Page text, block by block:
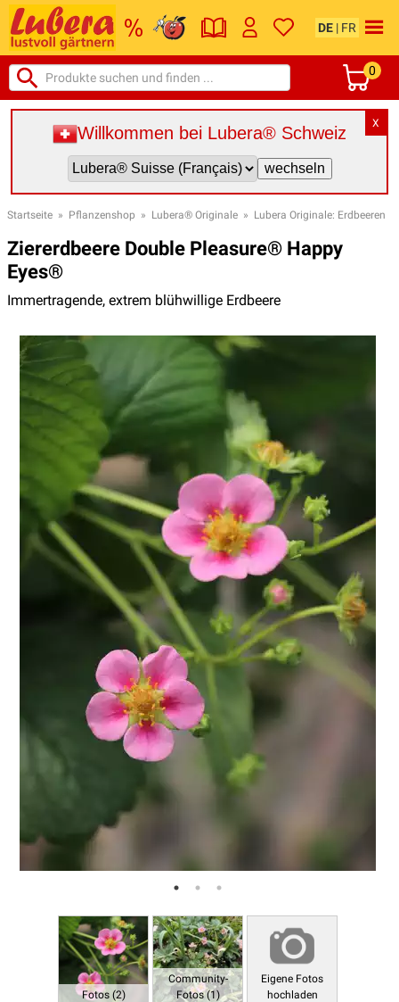
DE | FR
0
X
Willkommen bei Lubera® Schweiz
Startseite » Pflanzenshop » Lubera® Originale » Lubera Originale: Erdbeeren
Ziererdbeere Double Pleasure® Happy
Eyes®
Immertragende, extrem blühwillige Erdbeere
Fotos (2)
Community-
Fotos (1)
Eigene Fotos
hochladen